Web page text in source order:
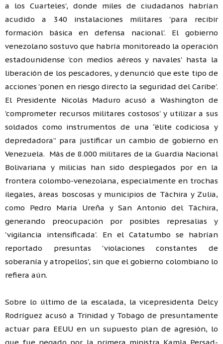
a los Cuarteles', donde miles de ciudadanos habrían
acudido a 340 instalaciones militares 'para recibir
formación básica en defensa nacional'. El gobierno
venezolano sostuvo que habría monitoreado la operación
estadounidense 'con medios aéreos y navales' hasta la
liberación de los pescadores, y denunció que este tipo de
acciones 'ponen en riesgo directo la seguridad del Caribe'.
El Presidente Nicolás Maduro acusó a Washington de
'comprometer recursos militares costosos' y utilizar a sus
soldados como instrumentos de una “élite codiciosa y
depredadora” para justificar un cambio de gobierno en
Venezuela. Más de 8.000 militares de la Guardia Nacional
Bolivariana y milicias han sido desplegados por en la
frontera colombo-venezolana, especialmente en trochas
ilegales, áreas boscosas y municipios de Táchira y Zulia,
como Pedro María Ureña y San Antonio del Táchira,
generando preocupación por posibles represalias y
'vigilancia intensificada'. En el Catatumbo se habrían
reportado presuntas 'violaciones constantes de
soberanía y atropellos', sin que el gobierno colombiano lo
refiera aún.
Sobre lo último de la escalada, la vicepresidenta Delcy
Rodríguez acusó a Trinidad y Tobago de presuntamente
actuar para EEUU en un supuesto plan de agresión, lo